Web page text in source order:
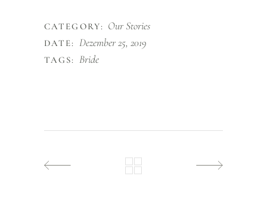
CATEGORY: Our Stories
DATE: Dezember 25, 2019
TAGS: Bride